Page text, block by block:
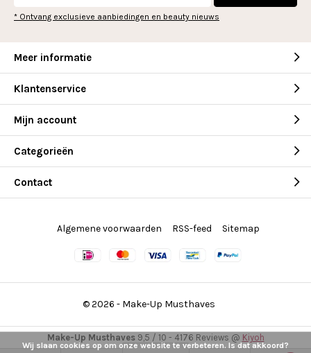
* Ontvang exclusieve aanbiedingen en beauty nieuws
Meer informatie
Klantenservice
Mijn account
Categorieën
Contact
© 2026 - Make-Up Musthaves
Algemene voorwaarden RSS-feed Sitemap
Make-Up Musthaves9,5 / 10 - 4176 Reviews @ Kiyoh
Wij slaan cookies op om onze website te verbeteren. Is dat akkoord?